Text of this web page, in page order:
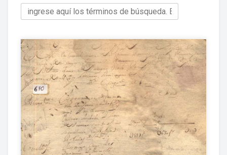
Estudios Socioeconómicos
CONSULTAR EL ARCHIVO